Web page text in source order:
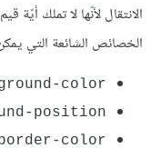
الانتقال لأنّها لا تملك أيّة
الخصائص الشائعة التي
color
position
color